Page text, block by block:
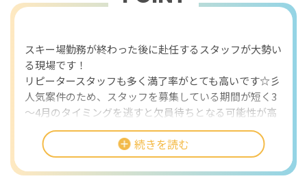
スキー場勤務が終わった後に赴任するスタッフが大勢い
る現場です！
リピータースタッフも多く満了率がとても高いです☆彡
人気案件のため、スタッフを募集している期間が短く3
～4月のタイミングを逃すと欠員待ちとなる可能性が高
いです。
12月～1月に選考に進めれば採用の可能性が高いのでぜ
ひ一度ご相談下さい！
寮は複数ありますが徒歩5～15分、スーパーはバスで15
続きを読む